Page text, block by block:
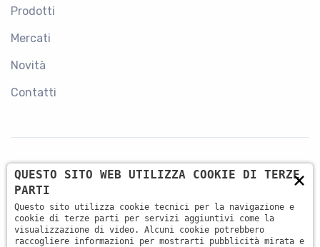
Prodotti
Mercati
Novità
Contatti
CONTATTI
+39 045 87 81 380
×
QUESTO SITO WEB UTILIZZA COOKIE DI TERZE
PARTI
Questo sito utilizza cookie tecnici per la navigazione e
cookie di terze parti per servizi aggiuntivi come la
visualizzazione di video. Alcuni cookie potrebbero
raccogliere informazioni per mostrarti pubblicità mirata e